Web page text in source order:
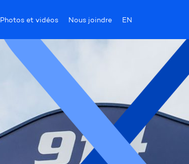
Photos et vidéos Nous joindre EN